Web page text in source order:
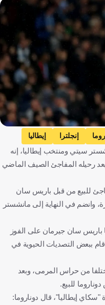
إنجلترا
إيطاليا
سيتي ومنتخب إيطاليا، إنه
رحيله المفاجئ الصيف الماضي
للبيع من قبل باريس سان
وانضم في النهاية إلى مانشستر
باريس سان جيرمان على الفوز
ببعض التصديات الحيوية في
من حراس المرمى، وبعد
للبيع.
إيطاليا"، قال دوناروما: